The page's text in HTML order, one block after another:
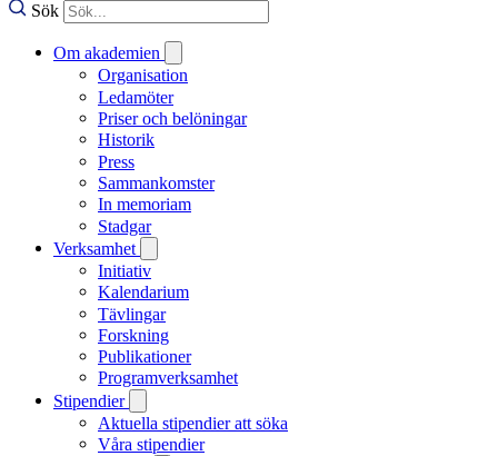
Sök
Om akademien
Organisation
Ledamöter
Priser och belöningar
Historik
Press
Sammankomster
In memoriam
Stadgar
Verksamhet
Initiativ
Kalendarium
Tävlingar
Forskning
Publikationer
Programverksamhet
Stipendier
Aktuella stipendier att söka
Våra stipendier